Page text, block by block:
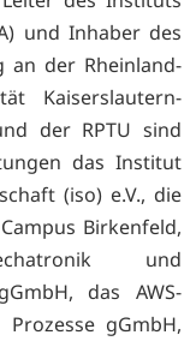
und Inhaber des
an der Rheinland-
Kaiserslautern-
der RPTU sind
das Institut
(iso) e.V., die
Birkenfeld,
und
das AWS-
gGmbH,